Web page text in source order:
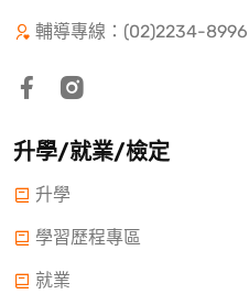
輔導專線：(02)2234-8996
升學/就業/檢定
升學
學習歷程專區
就業